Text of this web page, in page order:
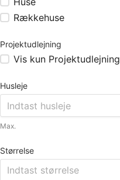
Rækkehuse
Projektudlejning
Vis kun Projektudlejning
Husleje
Max.
Størrelse